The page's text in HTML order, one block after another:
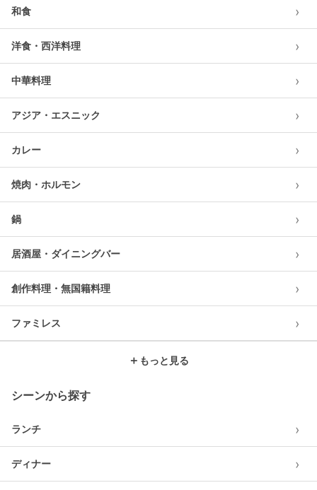
和食 ›
洋食・西洋料理 ›
中華料理 ›
アジア・エスニック ›
カレー ›
焼肉・ホルモン ›
鍋 ›
居酒屋・ダイニングバー ›
創作料理・無国籍料理 ›
ファミレス ›
＋ もっと見る
シーンから探す
ランチ ›
ディナー ›